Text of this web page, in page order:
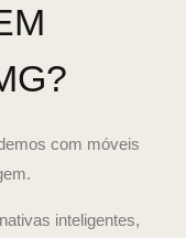
com móveis
inteligentes,